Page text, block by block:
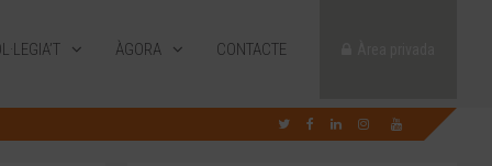
ÀGORA CONTACTE